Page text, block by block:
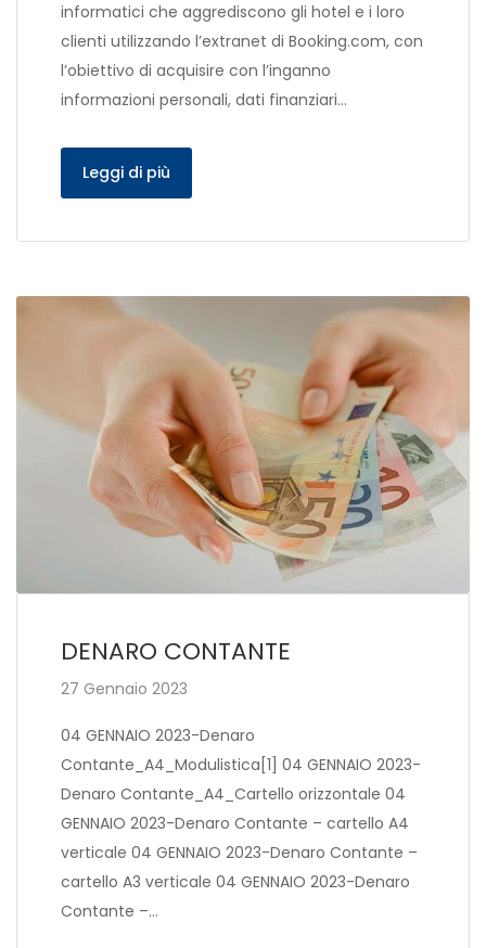
informatici che aggrediscono gli hotel e i loro
clienti utilizzando l’extranet di Booking.com, con
l’obiettivo di acquisire con l’inganno
informazioni personali, dati finanziari…
Leggi di più
DENARO CONTANTE
27 Gennaio 2023
04 GENNAIO 2023-Denaro
Contante_A4_Modulistica[1] 04 GENNAIO 2023-
Denaro Contante_A4_Cartello orizzontale 04
GENNAIO 2023-Denaro Contante – cartello A4
verticale 04 GENNAIO 2023-Denaro Contante –
cartello A3 verticale 04 GENNAIO 2023-Denaro
Contante –…